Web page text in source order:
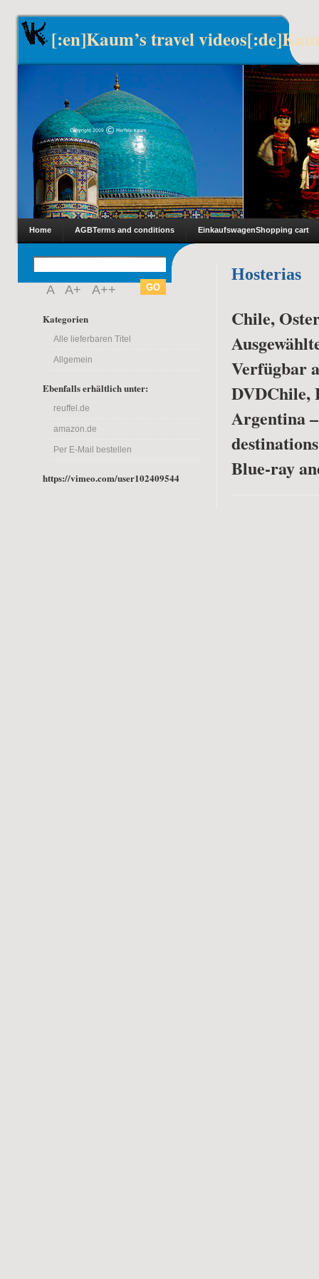
[:en]Kaum’s travel
Home AGBTerms and conditions EinkaufswagenShopping cart
A A+ A++
Kategorien
Alle lieferbaren Titel
Allgemein
Ebenfalls erhältlich unter:
reuffel.de
amazon.de
Per E-Mail bestellen
https://vimeo.com/user102409544
Hosterias
Chile,
Verfügbar
DVDChile,
Argentina
Blue-ray